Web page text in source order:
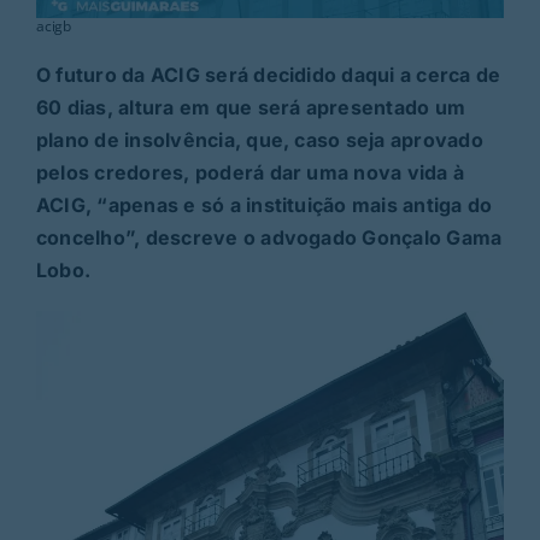
acigb
O futuro da ACIG será decidido daqui a cerca de
60 dias, altura em que será apresentado um
plano de insolvência, que, caso seja aprovado
pelos credores, poderá dar uma nova vida à
ACIG, “apenas e só a instituição mais antiga do
concelho”, descreve o advogado Gonçalo Gama
Lobo.